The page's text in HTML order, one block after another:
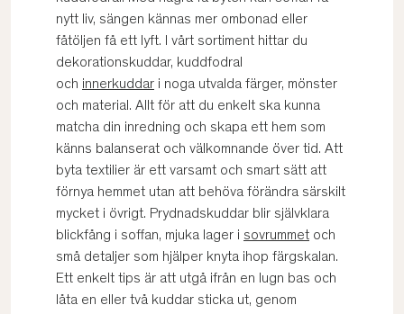
nytt liv, sängen kännas mer ombonad eller
fåtöljen få ett lyft. I vårt sortiment hittar du
dekorationskuddar, kuddfodral
och innerkuddar i noga utvalda färger, mönster
och material. Allt för att du enkelt ska kunna
matcha din inredning och skapa ett hem som
känns balanserat och välkomnande över tid. Att
byta textilier är ett varsamt och smart sätt att
förnya hemmet utan att behöva förändra särskilt
mycket i övrigt. Prydnadskuddar blir självklara
blickfång i soffan, mjuka lager i sovrummet och
små detaljer som hjälper knyta ihop färgskalan.
Ett enkelt tips är att utgå ifrån en lugn bas och
låta en eller två kuddar sticka ut, genom